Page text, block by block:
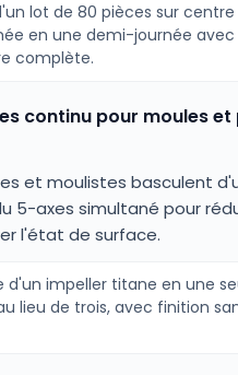
lot de 80 pièces sur
en une demi-journée avec
complète.
continu pour moules et
et moulistes basculent
5-axes simultané pour
l'état de surface.
d'un impeller titane en une
lieu de trois, avec finition